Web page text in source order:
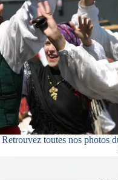
Retrouvez toutes nos photos